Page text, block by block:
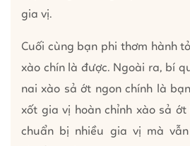
gia vị.
Cuối cùng bạn phi thơm hành
xào chín là được. Ngoài ra, bí
nai xào sả ớt ngon chính là
xốt gia vị hoàn chỉnh xào sả
chuẩn bị nhiều gia vị mà